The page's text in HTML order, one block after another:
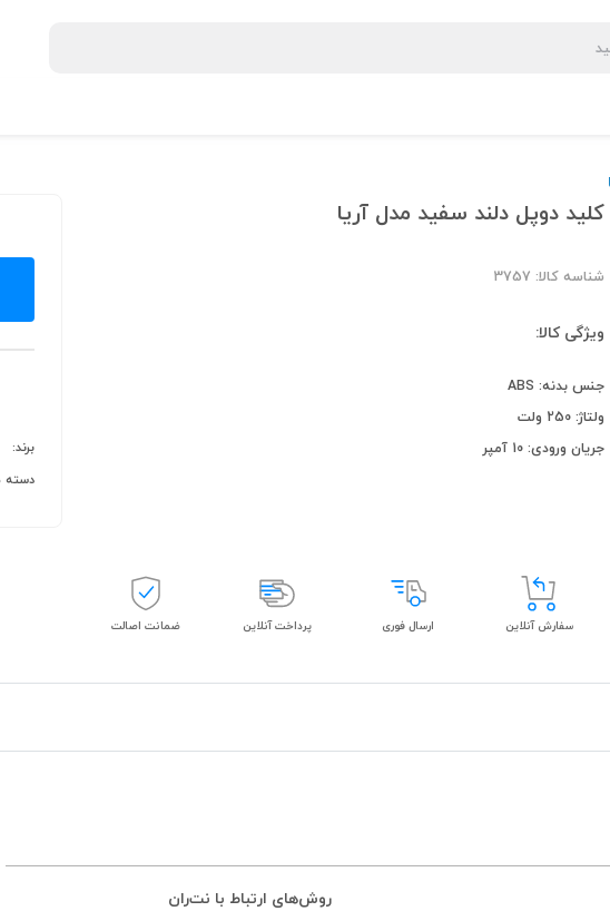
کلید دوپل دلند سفید مدل آریا
شناسه کالا: 3757
ویژگی کالا:
جنس بدنه: ABS
ولتاژ: 250 ولت
جریان ورودی: 10 آمپر
سفارش آنلاین ارسال فوری پرداخت آنلاین ضمانت اصالت
برند:
دسته
روش‌های ارتباط با نت‌ران